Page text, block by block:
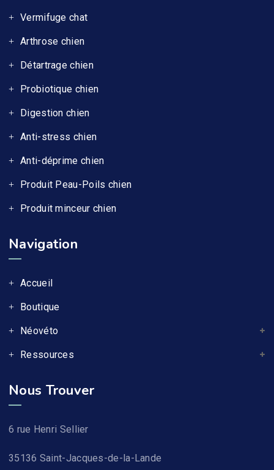
Vermifuge chat
Arthrose chien
Détartrage chien
Probiotique chien
Digestion chien
Anti-stress chien
Anti-déprime chien
Produit Peau-Poils chien
Produit minceur chien
Navigation
Accueil
Boutique
Néovéto
Ressources
Nous Trouver
6 rue Henri Sellier
35136 Saint-Jacques-de-la-Lande